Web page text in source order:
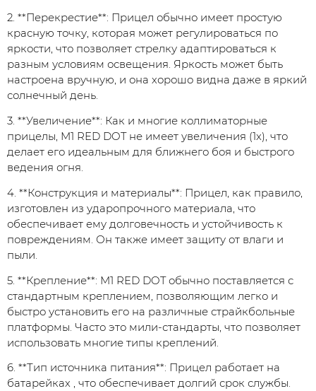
2. **Перекрестие**: Прицел обычно имеет простую
красную точку, которая может регулироваться по
яркости, что позволяет стрелку адаптироваться к
разным условиям освещения. Яркость может быть
настроена вручную, и она хорошо видна даже в яркий
солнечный день.
3. **Увеличение**: Как и многие коллиматорные
прицелы, M1 RED DOT не имеет увеличения (1x), что
делает его идеальным для ближнего боя и быстрого
ведения огня.
4. **Конструкция и материалы**: Прицел, как правило,
изготовлен из ударопрочного материала, что
обеспечивает ему долговечность и устойчивость к
повреждениям. Он также имеет защиту от влаги и
пыли.
5. **Крепление**: M1 RED DOT обычно поставляется с
стандартным креплением, позволяющим легко и
быстро установить его на различные страйкбольные
платформы. Часто это мили-стандарты, что позволяет
использовать многие типы креплений.
6. **Тип источника питания**: Прицел работает на
батарейках , что обеспечивает долгий срок службы.